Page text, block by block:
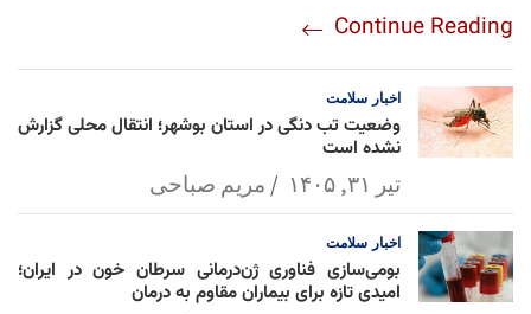
ok
Ap
p
Lin
k
l
Continue Reading
اخبار سلامت
وضعیت تب دنگی در استان بوشهر؛ انتقال محلی گزارش
نشده است
تیر ۳۱, ۱۴۰۵ مریم صباحی
اخبار سلامت
بومی‌سازی فناوری ژن‌درمانی سرطان خون در ایران؛
امیدی تازه برای بیماران مقاوم به درمان